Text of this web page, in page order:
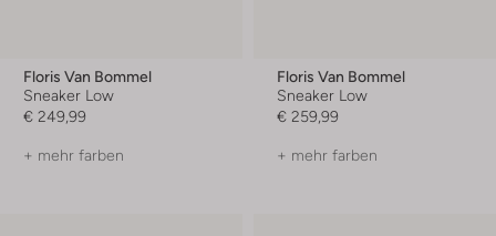
Floris Van Bommel
Sneaker Low
€ 249,99
+ mehr farben
Floris Van Bommel
Sneaker Low
€ 259,99
+ mehr farben